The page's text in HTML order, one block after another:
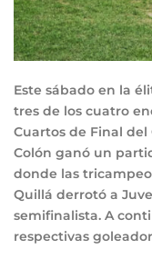
Este sábado en la
tres de los cuatro
Cuartos de Final del
Colón ganó un
donde las
Quillá derrotó a
semifinalista. A
respectivas